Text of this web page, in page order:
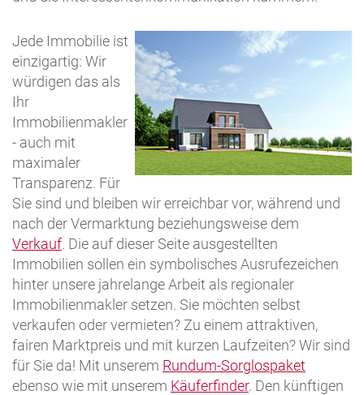
Jede Immobilie ist
einzigartig: Wir
würdigen das als
Ihr
Immobilienmakler
- auch mit
maximaler
Transparenz. Für
Sie sind und bleiben wir erreichbar vor, während und
nach der Vermarktung beziehungsweise dem
Verkauf. Die auf dieser Seite ausgestellten
Immobilien sollen ein symbolisches Ausrufezeichen
hinter unsere jahrelange Arbeit als regionaler
Immobilienmakler setzen. Sie möchten selbst
verkaufen oder vermieten? Zu einem attraktiven,
fairen Marktpreis und mit kurzen Laufzeiten? Wir sind
für Sie da! Mit unserem Rundum-Sorglospaket
ebenso wie mit unserem Käuferfinder. Den künftigen